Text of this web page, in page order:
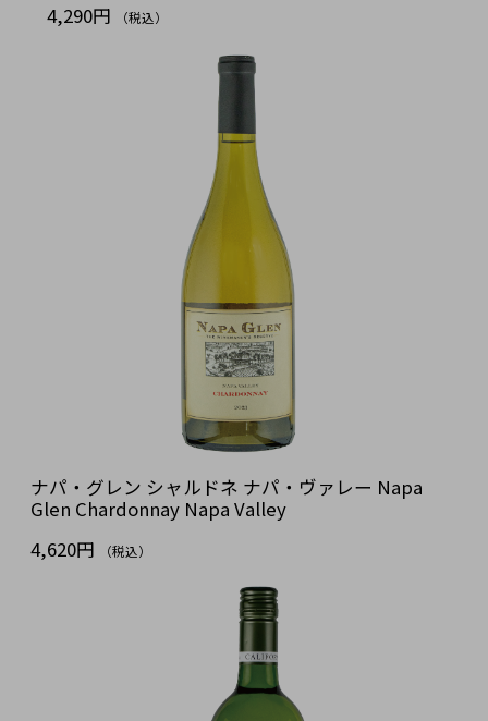
4,290円
（税込）
ナパ・グレン シャルドネ ナパ・ヴァレー Napa
Glen Chardonnay Napa Valley
4,620円
（税込）